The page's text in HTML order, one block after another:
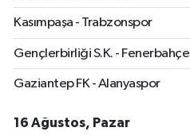
Kasımpaşa - Trabzonspor
Gençlerbirliği S.K. - Fenerbahçe
Gaziantep FK - Alanyaspor
16 Ağustos, Pazar